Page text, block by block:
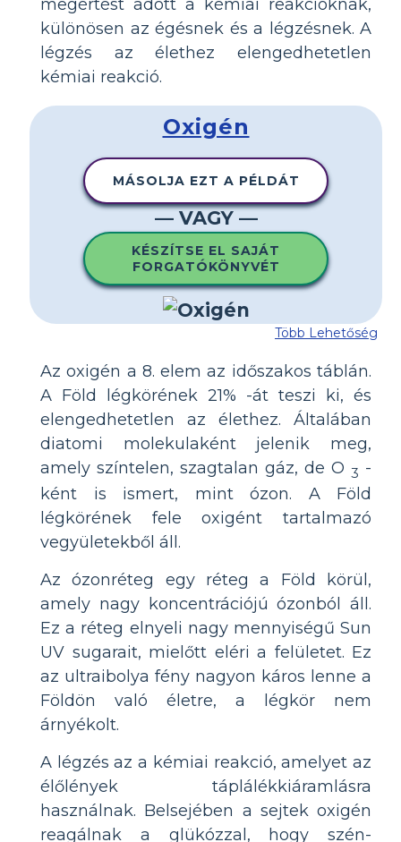
megértést adott a kémiai reakcióknak,
különösen az égésnek és a légzésnek. A
légzés az élethez elengedhetetlen
kémiai reakció.
Oxigén
MÁSOLJA EZT A PÉLDÁT
— VAGY —
KÉSZÍTSE EL SAJÁT
FORGATÓKÖNYVÉT
Több Lehetőség
Az oxigén a 8. elem az időszakos táblán.
A Föld légkörének 21% -át teszi ki, és
elengedhetetlen az élethez. Általában
diatomi molekulaként jelenik meg,
amely színtelen, szagtalan gáz, de O 3 -
ként is ismert, mint ózon. A Föld
légkörének fele oxigént tartalmazó
vegyületekből áll.
Az ózonréteg egy réteg a Föld körül,
amely nagy koncentrációjú ózonból áll.
Ez a réteg elnyeli nagy mennyiségű Sun
UV sugarait, mielőtt eléri a felületet. Ez
az ultraibolya fény nagyon káros lenne a
Földön való életre, a légkör nem
árnyékolt.
A légzés az a kémiai reakció, amelyet az
élőlények táplálékkiáramlásra
használnak. Belsejében a sejtek oxigén
reagálnak a glükózzal, hogy szén-